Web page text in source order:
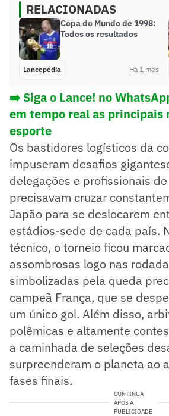
RELACIONADAS
Copa do Mundo de 1998:
Todos os resultados
Lancepédia Há 1 mês
➡️ Siga o Lance! no
em tempo real as principais
esporte
Os bastidores logísticos da
impuseram desafios
delegações e profissionais
precisavam cruzar
Japão para se deslocarem
estádios-sede de cada país.
técnico, o torneio ficou
assombrosas logo nas
simbolizadas pela queda
campeã França, que se
um único gol. Além disso,
polêmicas e altamente
a caminhada de seleções
surpreenderam o planeta ao
fases finais.
CONTINUA
APÓS A
PUBLICIDADE